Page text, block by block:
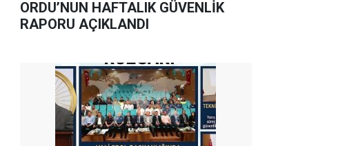
ORDU’NUN HAFTALIK GÜVENLİK
RAPORU AÇIKLANDI